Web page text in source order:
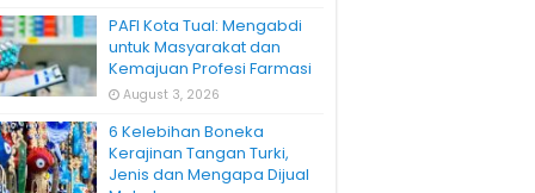
PAFI Kota Tual: Mengabdi
untuk Masyarakat dan
Kemajuan Profesi Farmasi
August 3, 2026
6 Kelebihan Boneka
Kerajinan Tangan Turki,
Jenis dan Mengapa Dijual